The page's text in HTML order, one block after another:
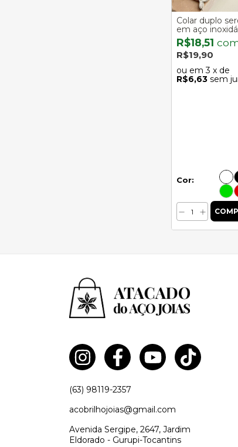
Colar duplo
em aço
R$18,51
R$19,90
3 x de
R$6,63 sem
Cor:
(63) 98119-2357
acobrilhojoias@gmail.com
Avenida Sergipe, 2647, Jardim
Eldorado - Gurupi-Tocantins